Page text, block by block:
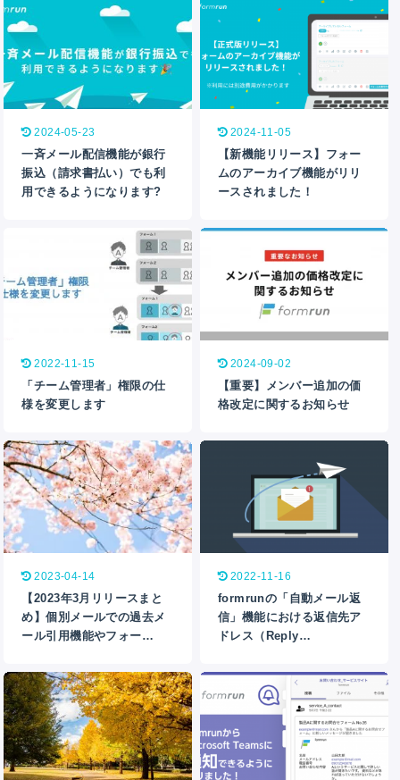
2024-05-23
一斉メール配信機能が銀行
振込（請求書払い）でも利
用できるようになります?
2024-11-05
【新機能リリース】フォー
ムのアーカイブ機能がリリ
ースされました！
2022-11-15
「チーム管理者」権限の仕
様を変更します
2024-09-02
【重要】メンバー追加の価
格改定に関するお知らせ
2023-04-14
【2023年3月リリースまと
め】個別メールでの過去メ
ール引用機能やフォー…
2022-11-16
formrunの「自動メール返
信」機能における返信先ア
ドレス（Reply…